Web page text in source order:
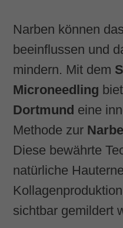
Narben können
beeinflussen und
mindern. Mit dem
Microneedling
Dortmund eine
Methode zur
Diese bewährte
natürliche
sichtbar gemildert